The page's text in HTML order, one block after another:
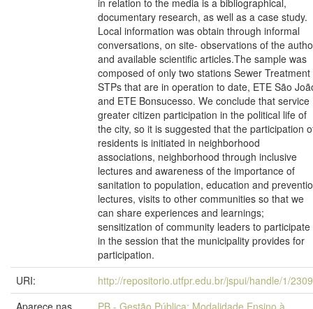
in relation to the media is a bibliographical,
documentary research, as well as a case study.
Local information was obtain through informal
conversations, on site- observations of the
and available scientific articles.The sample was
composed of only two stations Sewer Treatment
STPs that are in operation to date, ETE São
and ETE Bonsucesso. We conclude that service
greater citizen participation in the political life of
the city, so it is suggested that the participation
residents is initiated in neighborhood
associations, neighborhood through inclusive
lectures and awareness of the importance of
sanitation to population, education and
lectures, visits to other communities so that we
can share experiences and learnings;
sensitization of community leaders to participate
in the session that the municipality provides for
participation.
URI:
http://repositorio.utfpr.edu.br/jspui/handle/1/
Aparece nas
PB - Gestão Pública: Modalidade Ensino à